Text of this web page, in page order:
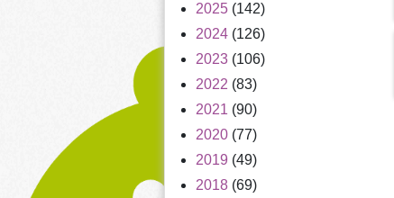
2025 (142)
2024 (126)
2023 (106)
2022 (83)
2021 (90)
2020 (77)
2019 (49)
2018 (69)